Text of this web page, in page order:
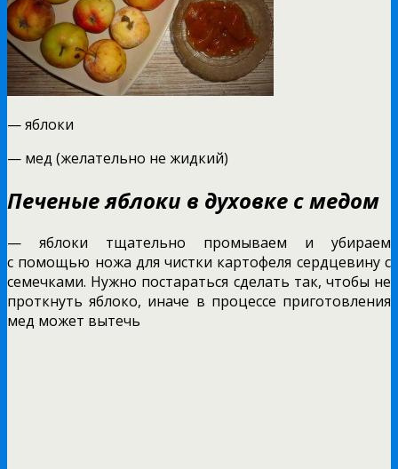
— яблоки
— мед (желательно не жидкий)
Печеные яблоки в духовке с медом
— яблоки тщательно промываем и убираем
с помощью ножа для чистки картофеля сердцевину с
семечками. Нужно постараться сделать так, чтобы не
проткнуть яблоко, иначе в процессе приготовления
мед может вытечь